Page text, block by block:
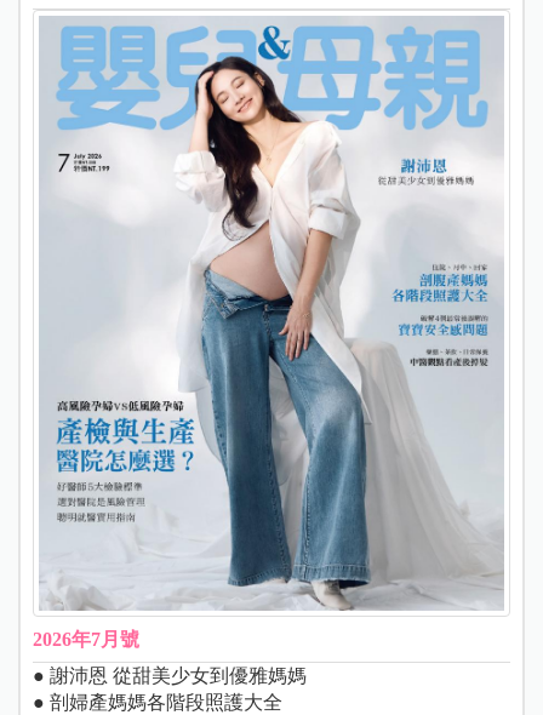
2026年7月號
● 謝沛恩 從甜美少女到優雅媽媽
● 剖婦產媽媽各階段照護大全